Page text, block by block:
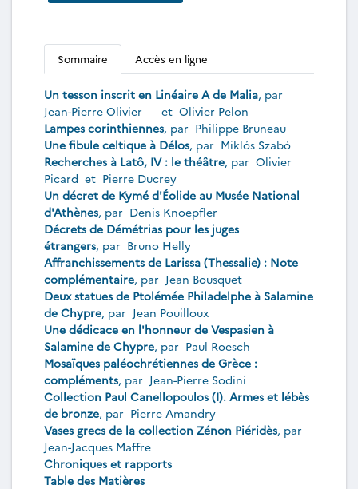
Sommaire Accès en ligne
Un tesson inscrit en Linéaire A de Malia, par
Jean-Pierre Olivier
et Olivier Pelon
Lampes corinthiennes, par Philippe Bruneau
Une fibule celtique à Délos, par Miklós Szabó
Recherches à Latô, IV : le théâtre, par Olivier
Picard et Pierre Ducrey
Un décret de Kymé d'Éolide au Musée National
d'Athènes, par Denis Knoepfler
Décrets de Démétrias pour les juges
étrangers, par Bruno Helly
Affranchissements de Larissa (Thessalie) : Note
complémentaire, par Jean Bousquet
Deux statues de Ptolémée Philadelphe à Salamine
de Chypre, par Jean Pouilloux
Une dédicace en l'honneur de Vespasien à
Salamine de Chypre, par Paul Roesch
Mosaïques paléochrétiennes de Grèce :
compléments, par Jean-Pierre Sodini
Collection Paul Canellopoulos (I). Armes et lébès
de bronze, par Pierre Amandry
Vases grecs de la collection Zénon Piéridès, par
Jean-Jacques Maffre
Chroniques et rapports
Table des Matières